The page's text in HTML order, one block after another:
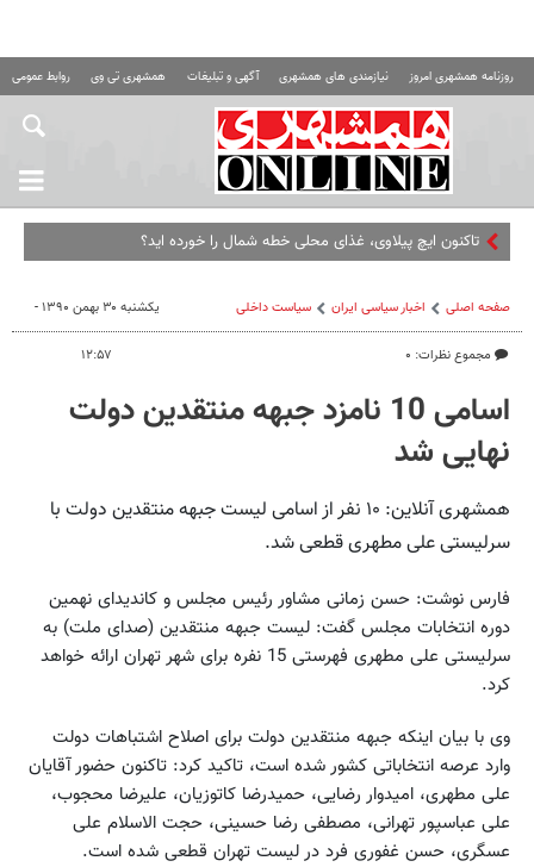
روزنامه همشهری امروز نیازمندی های همشهری آگهی و تبلیغات همشهری تی وی روابط عمومی
تاکنون ایچ پیلاوی، غذای محلی خطه شمال را خورده اید؟
صفحه اصلی اخبار سیاسی ایران سیاست داخلی
مجموع نظرات: ۰
یکشنبه ۳۰ بهمن ۱۳۹۰ -
۱۲:۵۷
اسامی 10 نامزد جبهه منتقدین دولت
نهایی شد
همشهری آنلاین: ۱۰ نفر از اسامی لیست جبهه منتقدین دولت با
سرلیستی علی مطهری قطعی شد.
فارس نوشت: حسن زمانی مشاور رئیس مجلس و کاندیدای نهمین
دوره انتخابات مجلس گفت: لیست جبهه منتقدین (صدای ملت) به
سرلیستی علی مطهری فهرستی 15 نفره برای شهر تهران ارائه خواهد
کرد.
وی با بیان اینکه جبهه منتقدین دولت برای اصلاح اشتباهات دولت
وارد عرصه انتخاباتی کشور شده است، تاکید کرد: تاکنون حضور آقایان
علی مطهری، امیدوار رضایی، حمیدرضا کاتوزیان، علیرضا محجوب،
علی عباسپور تهرانی، مصطفی رضا حسینی، حجت الاسلام علی
عسگری، حسن غفوری فرد در لیست تهران قطعی شده است.